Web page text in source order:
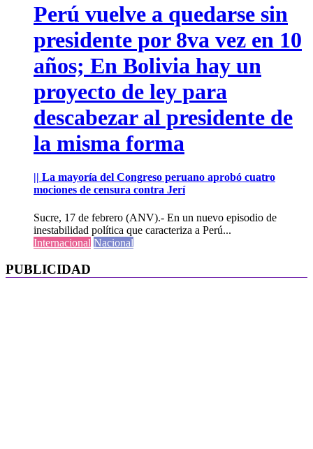
Perú vuelve a quedarse sin
presidente por 8va vez en 10
años; En Bolivia hay un
proyecto de ley para
descabezar al presidente de
la misma forma
|| La mayoría del Congreso peruano aprobó cuatro
mociones de censura contra Jerí
Sucre, 17 de febrero (ANV).- En un nuevo episodio de
inestabilidad política que caracteriza a Perú...
Internacional Nacional
PUBLICIDAD